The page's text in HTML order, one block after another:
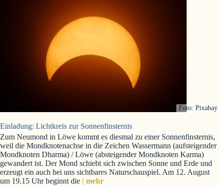
Foto: Pixabay
Einladung: Lichtkreis zur Sonnenfinsternis
Zum Neumond in Löwe kommt es diesmal zu einer Sonnenfinsternis,
weil die Mondknotenachse in die Zeichen Wassermann (aufsteigender
Mondknoten Dharma) / Löwe (absteigender Mondknoten Karma)
gewandert ist. Der Mond schiebt sich zwischen Sonne und Erde und
erzeugt ein auch bei uns sichtbares Naturschauspiel. Am 12. August
um 19.15 Uhr beginnt die | mehr